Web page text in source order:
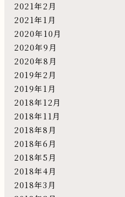
2021年2月
2021年1月
2020年10月
2020年9月
2020年8月
2019年2月
2019年1月
2018年12月
2018年11月
2018年8月
2018年6月
2018年5月
2018年4月
2018年3月